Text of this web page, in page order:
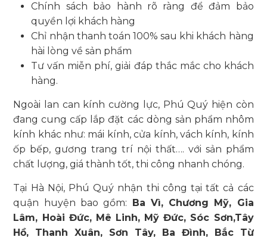
Chính sách bảo hành rõ ràng để đảm bảo
quyền lợi khách hàng
Chỉ nhận thanh toán 100% sau khi khách hàng
hài lòng về sản phẩm
Tư vấn miễn phí, giải đáp thắc mắc cho khách
hàng.
Ngoài lan can kính cường lực, Phú Quý hiện còn
đang cung cấp lắp đặt các dòng sản phẩm nhôm
kính khác như: mái kính, cửa kính, vách kính, kính
ốp bếp, gương trang trí nội thất…. với sản phẩm
chất lượng, giá thành tốt, thi công nhanh chóng.
Tại Hà Nội, Phú Quý nhận thi công tại tất cả các
quận huyện bao gồm:
Ba Vì, Chương Mỹ, Gia
Lâm, Hoài Đức, Mê Linh, Mỹ Đức, Sóc Sơn,Tây
Hồ, Thanh Xuân, Sơn Tây, Ba Đình, Bắc Từ